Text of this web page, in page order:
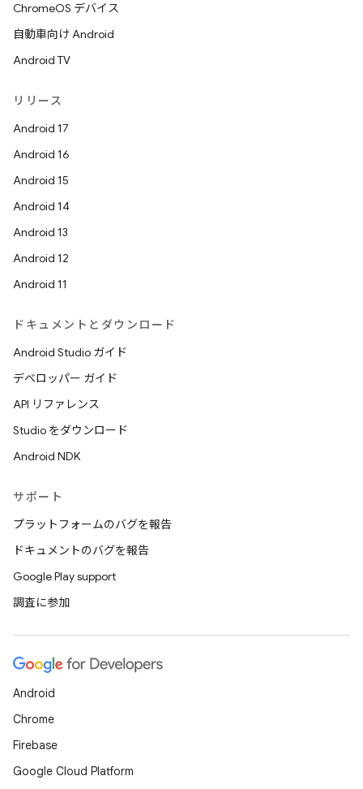
ChromeOS デバイス
自動車向け Android
Android TV
リリース
Android 17
Android 16
Android 15
Android 14
Android 13
Android 12
Android 11
ドキュメントとダウンロード
Android Studio ガイド
デベロッパー ガイド
API リファレンス
Studio をダウンロード
Android NDK
サポート
プラットフォームのバグを報告
ドキュメントのバグを報告
Google Play support
調査に参加
Android
Chrome
Firebase
Google Cloud Platform